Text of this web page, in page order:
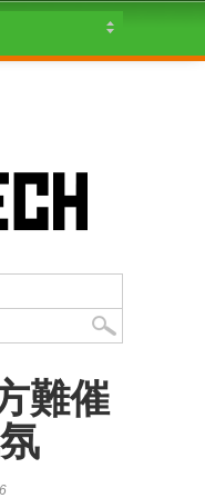
難催